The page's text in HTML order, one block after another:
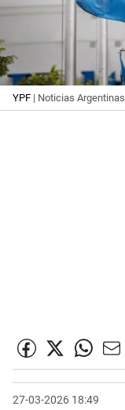
YPF | Noticias Argentinas
27-03-2026 18:49